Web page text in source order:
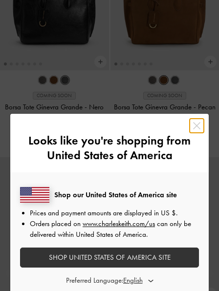
COMING SOON
Borsa Tote Ginevra Grande - Nero
COMING SOON
Borsa Tote Ginevra Grande - Pecan
CHF139.00
Looks like you're shopping from
United States of America
Shop our United States of America site
Prices and payment amounts are displayed in US $.
Orders placed on www.charleskeith.com/us can only be
delivered within United States of America.
SHOP UNITED STATES OF AMERICA SITE
Preferred Language: